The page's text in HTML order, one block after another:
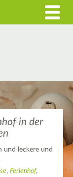
in der
und leckere und
, Ferienhof,